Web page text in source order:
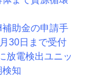
助金の申請手
30日まで受付
放電検出ユニッ
検知